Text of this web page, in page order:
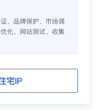
、品牌保护、市场调
化、网站测试、收集
宅IP